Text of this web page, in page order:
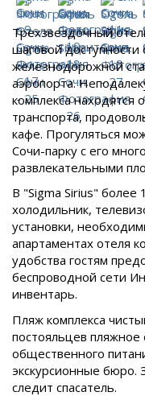
Трехзвездочный
шаговой доступности
железнодорожной
аэропорта.
комплекса находятся
транспорта,
кафе. Прогуляться
Сочи-парку с его
развлекательными
В "Sigma Sirius"
холодильник,
установки,
апартаментах отеля
удобства гостям
беспроводной сети
инвентарь.
Пляж комплекса
постояльцев
общественного
экскурсионные бюро.
следит спасатель.